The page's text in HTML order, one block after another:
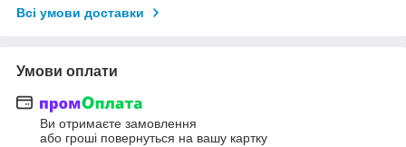
Всі умови доставки
Умови оплати
Ви отримаєте замовлення
або гроші повернуться на вашу картку